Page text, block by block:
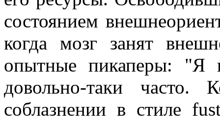
состоянием
когда мозг занят
опытные пикаперы: "Я
довольно-таки
соблазнении в стиле